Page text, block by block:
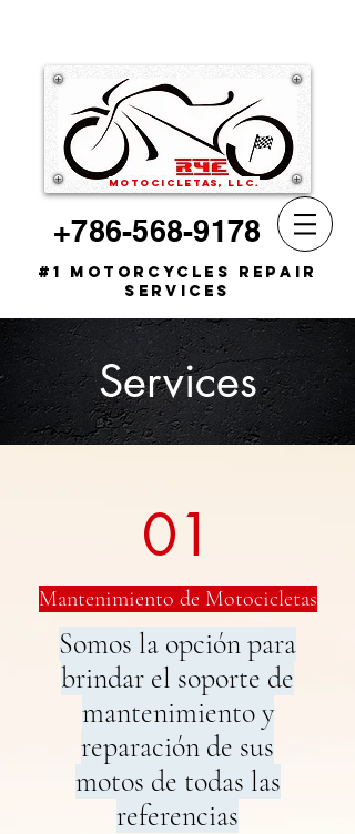
motocicletas, llc.
+786-568-9178
#1 Motorcycles Repair
Service s
Services
01
Mantenimiento de Motocicletas
Somos la opción para
brindar el soporte de
mantenimiento y
reparación de sus
motos de todas las
referencias